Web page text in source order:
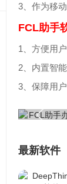
3、作为移
FCL助手
1、方便用
2、内置智
3、保障用
最新软件